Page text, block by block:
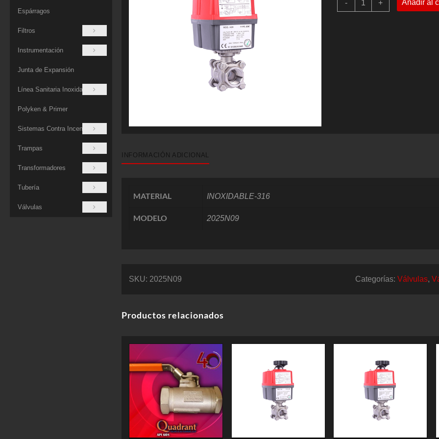
Espárragos
Filtros
Instrumentación
Junta de Expansión
Línea Sanitaria Inoxidable
Polyken & Primer
Sistemas Contra Incendios
Trampas
Transformadores
Tubería
Válvulas
- + Añadir al
INFORMACIÓN ADICIONAL
MATERIAL INOXIDABLE-316
MODELO 2025N09
SKU: 2025N09 Categorías: Válvulas,
Productos relacionados